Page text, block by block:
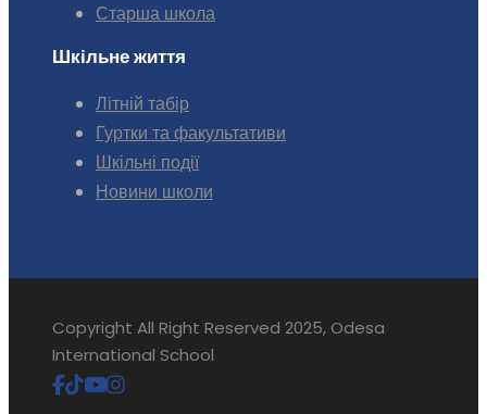
Старша школа
Шкільне життя
Літній табір
Гуртки та факультативи
Шкільні події
Новини школи
Copyright All Right Reserved 2025, Odesa
International School